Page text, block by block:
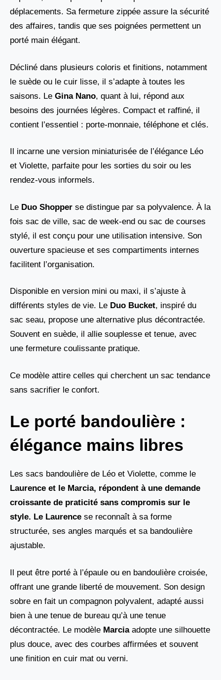
déplacements. Sa fermeture zippée assure la sécurité
des affaires, tandis que ses poignées permettent un
porté main élégant.
Décliné dans plusieurs coloris et finitions, notamment
le suède ou le cuir lisse, il s’adapte à toutes les
saisons. Le Gina Nano, quant à lui, répond aux
besoins des journées légères. Compact et raffiné, il
contient l’essentiel : porte-monnaie, téléphone et clés.
Il incarne une version miniaturisée de l’élégance Léo
et Violette, parfaite pour les sorties du soir ou les
rendez-vous informels.
Le Duo Shopper se distingue par sa polyvalence. À la
fois sac de ville, sac de week-end ou sac de courses
stylé, il est conçu pour une utilisation intensive. Son
ouverture spacieuse et ses compartiments internes
facilitent l’organisation.
Disponible en version mini ou maxi, il s’ajuste à
différents styles de vie. Le Duo Bucket, inspiré du
sac seau, propose une alternative plus décontractée.
Souvent en suède, il allie souplesse et tenue, avec
une fermeture coulissante pratique.
Ce modèle attire celles qui cherchent un sac tendance
sans sacrifier le confort.
Le porté bandoulière :
élégance mains libres
Les sacs bandoulière de Léo et Violette, comme le
Laurence et le Marcia, répondent à une demande
croissante de praticité sans compromis sur le
style. Le Laurence se reconnaît à sa forme
structurée, ses angles marqués et sa bandoulière
ajustable.
Il peut être porté à l’épaule ou en bandoulière croisée,
offrant une grande liberté de mouvement. Son design
sobre en fait un compagnon polyvalent, adapté aussi
bien à une tenue de bureau qu’à une tenue
décontractée. Le modèle Marciaadopte une silhouette
plus douce, avec des courbes affirmées et souvent
une finition en cuir mat ou verni.